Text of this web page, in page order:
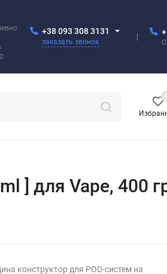
+38 093 308 3131
заказать звонок
0
] для Vape, 400
конструктор для POD-систем на